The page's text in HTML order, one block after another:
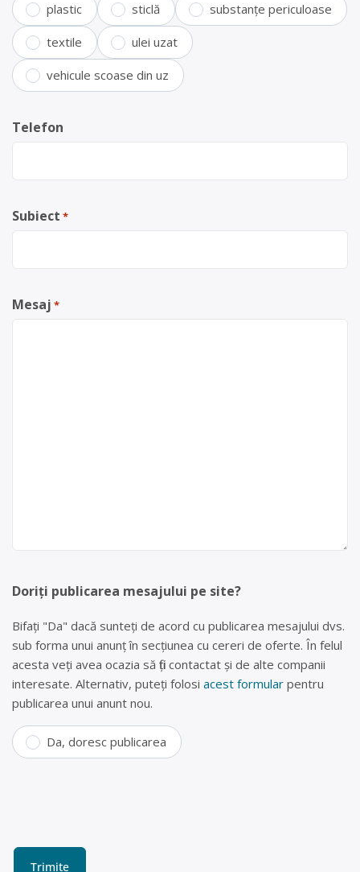
plastic sticlă substanțe periculoase
textile ulei uzat
vehicule scoase din uz
Telefon
Subiect *
Mesaj *
Doriți publicarea mesajului pe site?
Bifați "Da" dacă sunteți de acord cu publicarea mesajului dvs.
sub forma unui anunț în secțiunea cu cereri de oferte. În felul
acesta veți avea ocazia să fiți contactat și de alte companii
interesate. Alternativ, puteți folosi acest formular pentru
publicarea unui anunt nou.
Da, doresc publicarea